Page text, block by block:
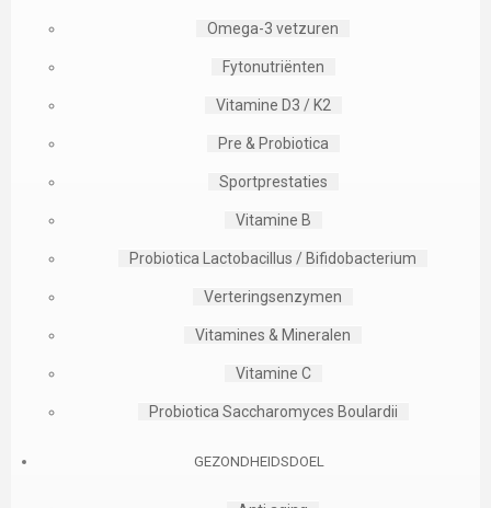
Omega-3 vetzuren
Fytonutriënten
Vitamine D3 / K2
Pre & Probiotica
Sportprestaties
Vitamine B
Probiotica Lactobacillus / Bifidobacterium
Verteringsenzymen
Vitamines & Mineralen
Vitamine C
Probiotica Saccharomyces Boulardii
GEZONDHEIDSDOEL